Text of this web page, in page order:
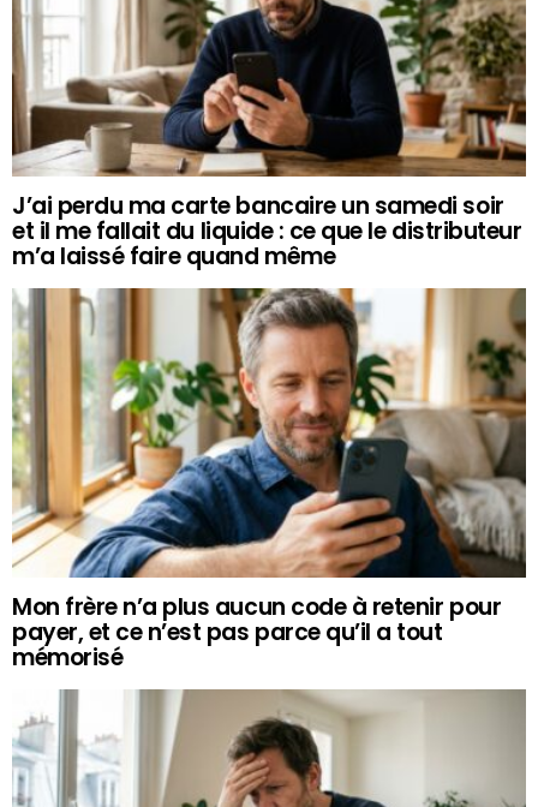
J’ai perdu ma carte bancaire un samedi soir
et il me fallait du liquide : ce que le distributeur
m’a laissé faire quand même
Mon frère n’a plus aucun code à retenir pour
payer, et ce n’est pas parce qu’il a tout
mémorisé